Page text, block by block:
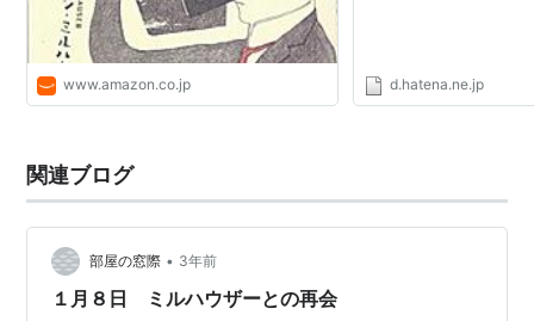
www.amazon.co.jp d.hatena.ne.jp
関連ブログ
部屋の窓際 • 3年前
１月８日 ミルハウザーとの再会